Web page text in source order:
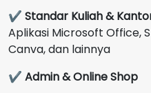
✔ Standar Kuliah &
Aplikasi Microsoft Office,
Canva, dan lainnya
✔ Admin & Online Shop